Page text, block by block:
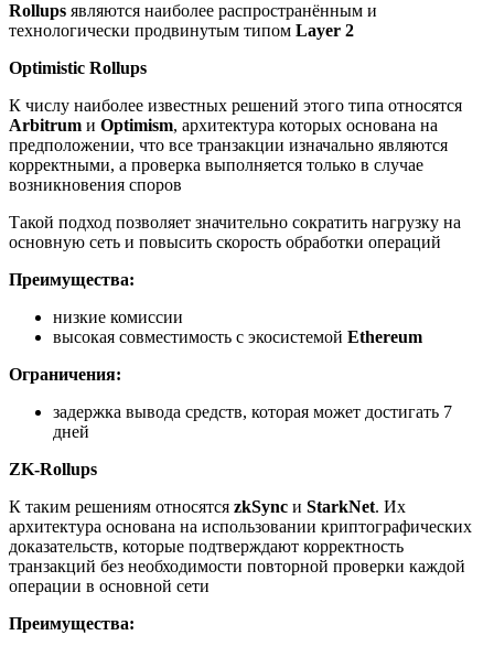
Rollups являются наиболее распространённым и
технологически продвинутым типом Layer 2
Optimistic Rollups
К числу наиболее известных решений этого типа относятся
Arbitrum и Optimism, архитектура которых основана на
предположении, что все транзакции изначально являются
корректными, а проверка выполняется только в случае
возникновения споров
Такой подход позволяет значительно сократить нагрузку на
основную сеть и повысить скорость обработки операций
Преимущества:
низкие комиссии
высокая совместимость с экосистемой Ethereum
Ограничения:
задержка вывода средств, которая может достигать 7
дней
ZK-Rollups
К таким решениям относятся zkSync и StarkNet. Их
архитектура основана на использовании криптографических
доказательств, которые подтверждают корректность
транзакций без необходимости повторной проверки каждой
операции в основной сети
Преимущества: